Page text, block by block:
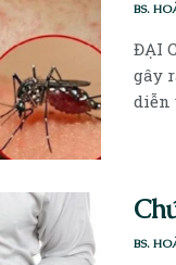
BS.
ĐẠI
gây
diễn
BS.